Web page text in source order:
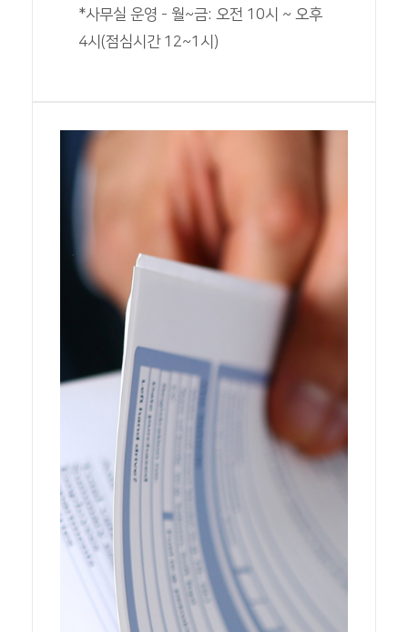
*사무실 운영 - 월~금: 오전 10시 ~ 오후
4시(점심시간 12~1시)